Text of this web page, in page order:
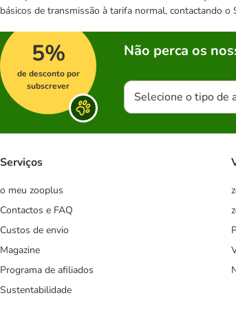
básicos de transmissão à tarifa normal, contactando
5%
de desconto por
subscrever
Não perca os
Selecione o tipo de
Serviços
o meu zooplus
Contactos e FAQ
Custos de envio
Magazine
Programa de afiliados
Sustentabilidade